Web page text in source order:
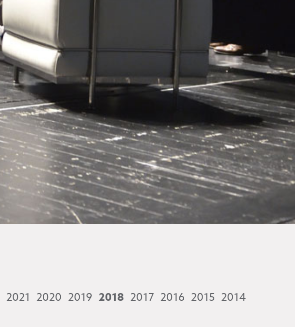
2021 2020 2019 2018 2017 2016 2015 2014